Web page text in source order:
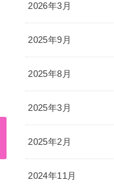
2026年3月
2025年9月
2025年8月
2025年3月
2025年2月
2024年11月